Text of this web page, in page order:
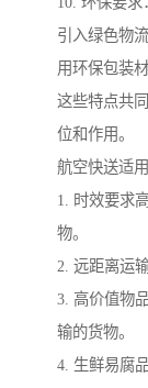
引入绿色物
用环保包装材
这些特点共
位和作用。
航空快送适
1. 时效要求
物。
2. 远距离运
3. 高价值物
输的货物。
4. 生鲜易腐